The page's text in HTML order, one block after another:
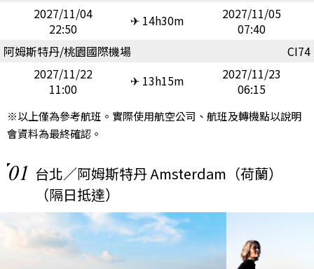
2027/11/04
22:50
✈ 14h30m
2027/11/05
07:40
阿姆斯特丹/桃園國際機場
CI74
2027/11/22
11:00
✈ 13h15m
2027/11/23
06:15
※以上僅為參考航班。實際使用航空公司、航班及轉機點以說明
會資料為最終確認。
01 台北／阿姆斯特丹 Amsterdam（荷蘭）
（隔日抵達）